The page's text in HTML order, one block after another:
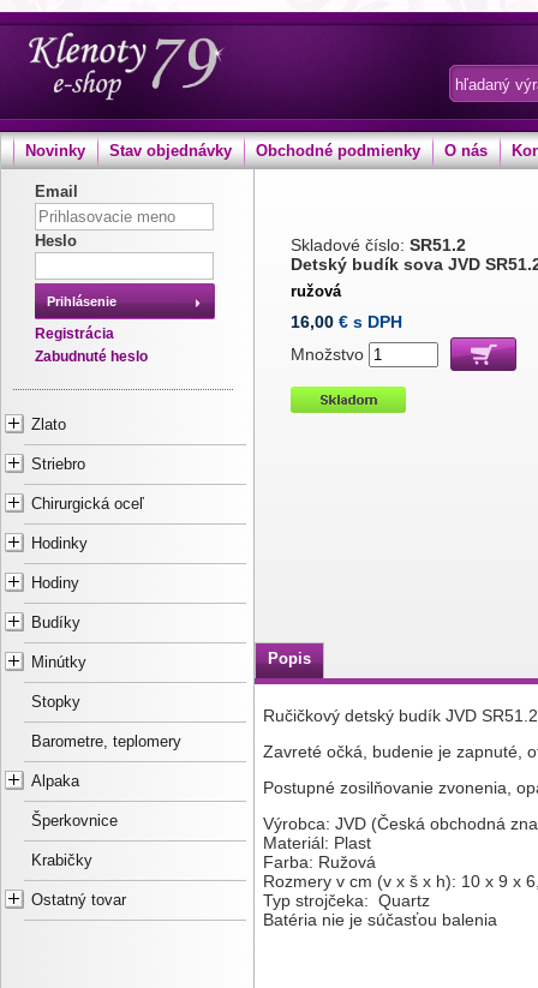
Novinky Stav objednávky Obchodné podmienky O nás
Email
Heslo
Prihlásenie
Registrácia
Zabudnuté heslo
Zlato
Striebro
Chirurgická oceľ
Hodinky
Hodiny
Budíky
Minútky
Stopky
Barometre, teplomery
Alpaka
Šperkovnice
Krabičky
Ostatný tovar
Skladové číslo: SR51.2
Detský budík sova JVD
ružová
16,00 € s DPH
Množstvo
Popis
Ručičkový detský budík JVD SR51.2
Zavreté očká, budenie je zapnuté,
Postupné zosilňovanie zvonenia,
Výrobca: JVD (Česká obchodná
Materiál: Plast
Farba: Ružová
Rozmery v cm (v x š x h): 10 x 9 x
Typ strojčeka: Quartz
Batéria nie je súčasťou balenia